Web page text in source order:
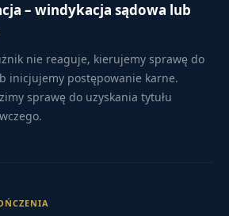
– windykacja sądowa lub
nie reaguje, kierujemy sprawę do
inicjujemy postępowanie karne.
sprawę do uzyskania tytułu